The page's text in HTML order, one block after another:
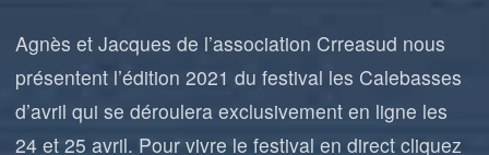
Agnès et Jacques de l’association Crreasud nous
présentent l’édition 2021 du festival les Calebasses
d’avril qui se déroulera exclusivement en ligne les
24 et 25 avril. Pour vivre le festival en direct cliquez